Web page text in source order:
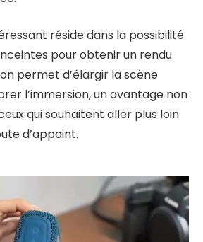
réside dans la possibilité
pour obtenir un rendu
permet d’élargir la scène
l’immersion, un avantage non
qui souhaitent aller plus loin
d’appoint.